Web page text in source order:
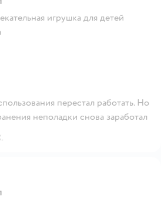
игрушка для детей
перестал работать. Но
неполадки снова заработал